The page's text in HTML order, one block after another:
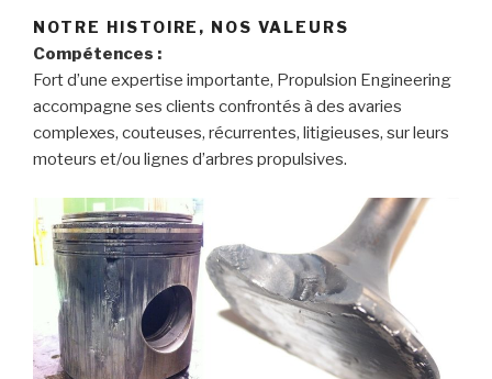
NOTRE HISTOIRE, NOS VALEURS
Compétences :
Fort d’une expertise importante, Propulsion Engineering
accompagne ses clients confrontés à des avaries
complexes, couteuses, récurrentes, litigieuses, sur leurs
moteurs et/ou lignes d’arbres propulsives.